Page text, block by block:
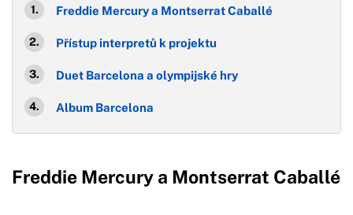
Freddie Mercury a Montserrat Caballé
Přístup interpretů k projektu
Duet Barcelona a olympijské hry
Album Barcelona
Freddie Mercury a Montserrat Caballé